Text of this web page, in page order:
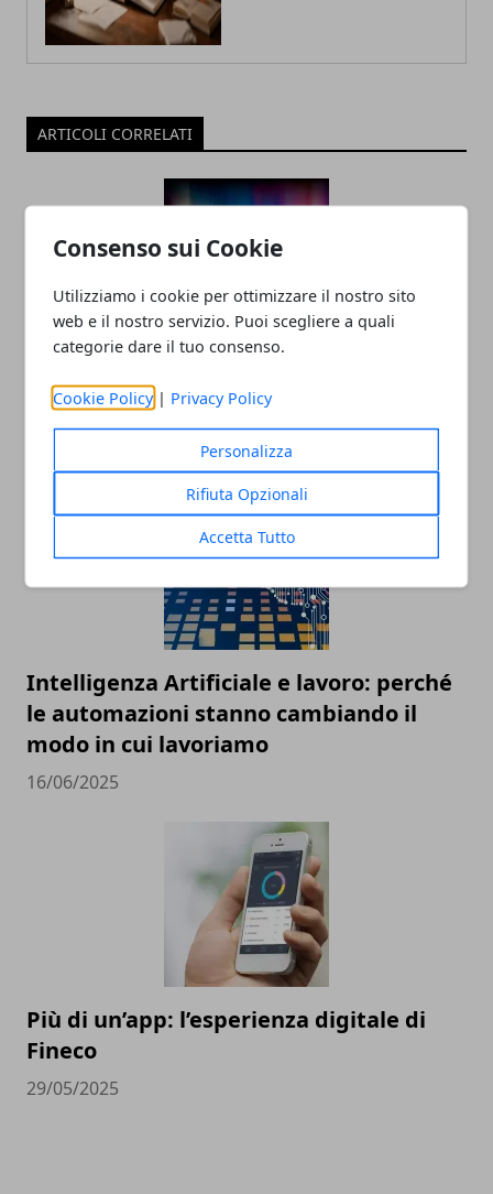
Consenso sui Cookie
Utilizziamo i cookie per ottimizzare il nostro sito
web e il nostro servizio. Puoi scegliere a quali
categorie dare il tuo consenso.
Cookie Policy | Privacy Policy
Personalizza
Rifiuta Opzionali
Accetta Tutto
ARTICOLI CORRELATI
rapporto in crescita
Intelligenza Artificiale e lavoro: perché
le automazioni stanno cambiando il
modo in cui lavoriamo
16/06/2025
Più di un’app: l’esperienza digitale di
Fineco
29/05/2025